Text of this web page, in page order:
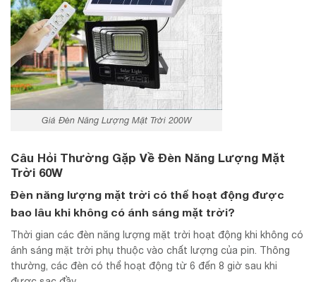
Giá Đèn Năng Lượng Mặt Trời 200W
Câu Hỏi Thường Gặp Về Đèn Năng Lượng Mặt
Trời 60W
Đèn năng lượng mặt trời có thể hoạt động được
bao lâu khi không có ánh sáng mặt trời?
Thời gian các đèn năng lượng mặt trời hoạt động khi không có
ánh sáng mặt trời phụ thuộc vào chất lượng của pin. Thông
thường, các đèn có thể hoạt động từ 6 đến 8 giờ sau khi